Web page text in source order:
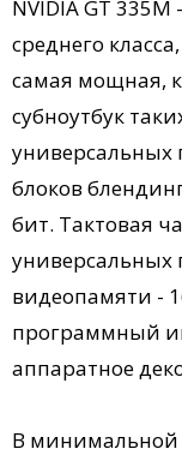
NVIDIA GT
среднего
самая мощная,
субноутбук
универсальных
блоков
бит. Тактовая
универсальных
видеопамяти -
программный
аппаратное
В минимальной